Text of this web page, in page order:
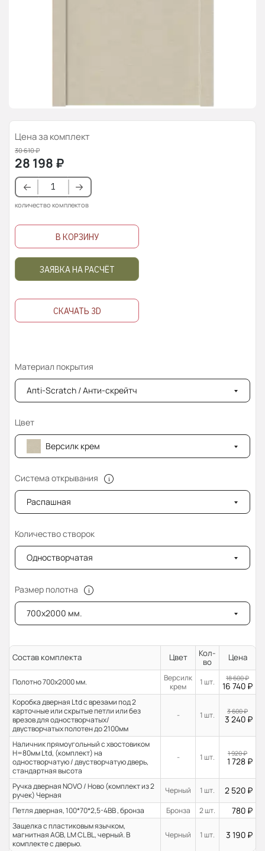
Цена за комплект
30 610₽
28 198 ₽
количество комплектов
В КОРЗИНУ
ЗАЯВКА НА РАСЧЁТ
СКАЧАТЬ 3D
Материал покрытия
Апti-Sсrаtсh / Анти-скрейтч
Цвет
Версилк крем
Система открывания
Распашная
Количество створок
Одностворчатая
Размер полотна
700x2000 мм.
Состав комплекта Цвет
Кол-
во
Цена
Полотно 700x2000 мм.
Версилк
крем
1 шт. 18 600₽
16 740 ₽
Коробка дверная Ltd с врезами под 2
карточные или скрытые петли или без
врезов для одностворчатых/
двустворчатых полотен до 2100мм
- 1 шт. 3 600₽
3 240 ₽
Наличник прямоугольный с хвостовиком
H=80мм Ltd, (комплект) на
одностворчатую / двустворчатую дверь,
стандартная высота
- 1 шт. 1 920₽
1 728 ₽
Ручка дверная NOVO / Ново (комплект из 2
ручек) Черная
Черный 1 шт. 2 520 ₽
Петля дверная, 100*70*2,5-4ВВ , бронза Бронза 2 шт. 780 ₽
Защелка с пластиковым язычком,
магнитная AGB, LM CL BL, черный. В
комплекте с дверью.
Черный 1 шт. 3 190 ₽